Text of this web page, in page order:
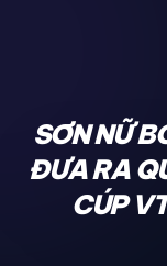
SƠN NỮ
ĐƯA RA
CÚP